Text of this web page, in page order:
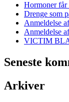
Hormoner
Drenge som
Anmeldelse
Anmeldelse
VICTIM
Seneste
Arkiver